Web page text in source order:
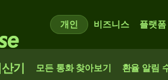
개인 비즈니스 플랫폼
기 모든 통화 찾아보기 환율 알림